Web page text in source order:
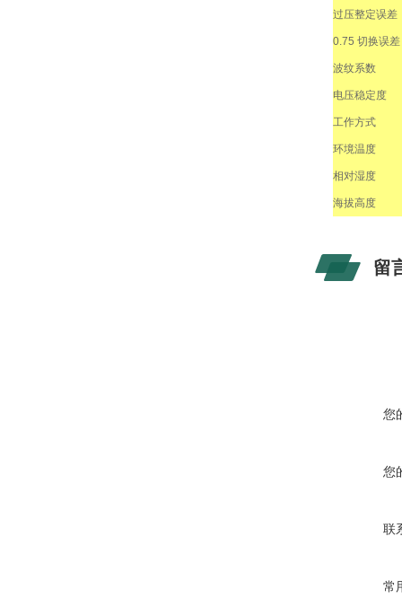
过压整定误差
0.75 切换误差
波纹系数
电压稳定度
工作方式
环境温度
相对湿度
海拔高度
留
您
您
联
常